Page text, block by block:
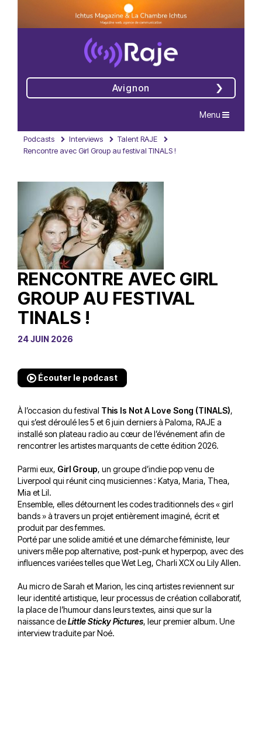
Avignon
Navigation
Menu
Podcasts Interviews
Talent RAJE
Rencontre avec Girl Group au festival TINALS !
RENCONTRE AVEC GIRL
GROUP AU FESTIVAL
TINALS !
24 JUIN 2026
Écouter le podcast
À l’occasion du festival This Is Not A Love Song (TINALS),
qui s’est déroulé les 5 et 6 juin derniers à Paloma, RAJE a
installé son plateau radio au cœur de l’événement afin de
rencontrer les artistes marquants de cette édition 2026.
Parmi eux, Girl Group, un groupe d’indie pop venu de
Liverpool qui réunit cinq musiciennes : Katya, Maria, Thea,
Mia et Lil.
Ensemble, elles détournent les codes traditionnels des « girl
bands » à travers un projet entièrement imaginé, écrit et
produit par des femmes.
Porté par une solide amitié et une démarche féministe, leur
univers mêle pop alternative, post-punk et hyperpop, avec des
influences variées telles que Wet Leg, Charli XCX ou Lily Allen.
Au micro de Sarah et Marion, les cinq artistes reviennent sur
leur identité artistique, leur processus de création collaboratif,
la place de l’humour dans leurs textes, ainsi que sur la
naissance deLittle Sticky Pictures, leur premier album. Une
interview traduite par Noé.